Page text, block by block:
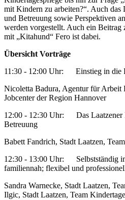
mit Kindern zu arbeiten?“. Auch
und Betreuung sowie Perspektiven
werden vorgestellt. Auch ein Beitrag
mit „Kitahund“ Fero ist dabei.
Übersicht Vorträge
11:30 - 12:00 Uhr: Einstieg in die
Nicoletta Badura, Agentur für Arbeit
Jobcenter der Region Hannover
12:00 - 12:30 Uhr: Das Laatzener
Betreuung
Babett Fandrich, Stadt Laatzen,
12:30 - 13:00 Uhr: Selbstständig
familiennah; flexibel und
Sandra Warnecke, Stadt Laatzen,
Ilgic, Stadt Laatzen, Team